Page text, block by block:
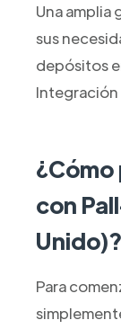
Una amplia
sus
depósitos
con
Unido)?
Para